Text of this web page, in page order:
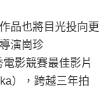
品也將目光投向更
演崗珍
影競賽最佳影片
），跨越三年拍